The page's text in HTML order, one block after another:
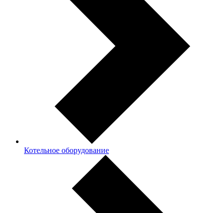
Котельное оборудование